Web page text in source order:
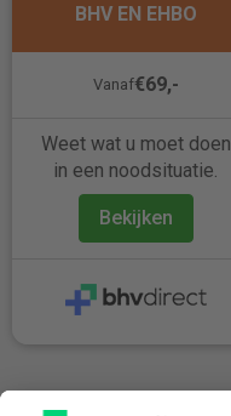
BHV EN EHBO
Vanaf€69,-
Weet wat u moet doen
in een noodsituatie.
Bekijken